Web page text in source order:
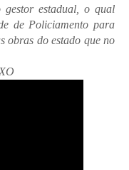
estadual, o qual
de Policiamento para
obras do estado que no